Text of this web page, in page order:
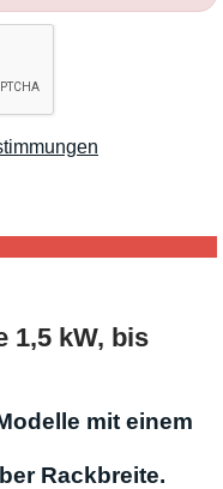
1,5 kW, bis
mit einem
Rackbreite.